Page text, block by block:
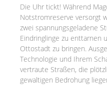
Die Uhr tickt! Während
Notstromreserve versorgt
zwei spannungsgeladene
Eindringlinge zu enttarnen
Ottostadt zu bringen.
Technologie und Ihrem
vertraute Straßen, die
gewaltigen Bedrohung